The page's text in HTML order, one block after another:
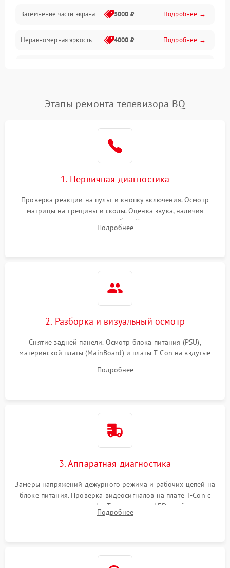
Механические повреждения
Программное обеспечение
Сеть и подключения
Затемнение части экрана 5000 ₽ Подробнее →
Неравномерная яркость 4000 ₽ Подробнее →
Этапы ремонта телевизора BQ
1. Первичная диагностика
Проверка реакции на пульт и кнопку включения. Осмотр
матрицы на трещины и сколы. Оценка звука, наличия
подсветки и индикаторов ошибок. Подключение тестовых
источников сигнала для выявления симптомов поломки.
Подробнее
2. Разборка и визуальный осмотр
Снятие задней панели. Осмотр блока питания (PSU),
материнской платы (MainBoard) и платы T-Con на вздутые
Проверка надежности фиксации и целостности шлейфов.
Подробнее
3. Аппаратная диагностика
Замеры напряжений дежурного режима и рабочих цепей на
блоке питания. Проверка видеосигналов на плате T-Con с
помощью осциллографа. Тестирование LED-драйвера и
светодиодных планок подсветки мультиметром.
Подробнее